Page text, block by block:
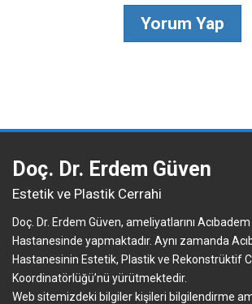
Yorum Yap
Doç. Dr. Erdem Güven
Estetik ve Plastik Cerrahi
Doç. Dr. Erdem Güven, ameliyatlarını
Hastanesinde yapmaktadır. Aynı zamanda
Hastanesinin Estetik, Plastik ve Rekonstrüktif
Koordinatörlüğü’nü yürütmektedir.
Web sitemizdeki bilgiler kişileri bilgilendirme